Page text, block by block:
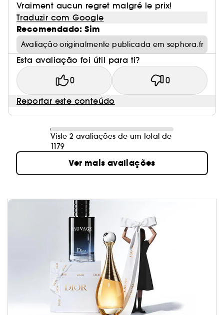
Vraiment aucun regret malgré le prix!
Traduzir com Google
Recomendado: Sim
Avaliação originalmente publicada em sephora.fr
Esta avaliação foi útil para ti?
0 0
Reportar este conteúdo
Viste 2 avaliações de um total de
1179
Ver mais avaliações